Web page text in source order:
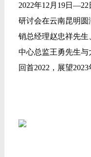
2022年12月19日
研讨会在云南昆明
销总经理赵忠祥先
中心总监王勇先生
回首2022，展望